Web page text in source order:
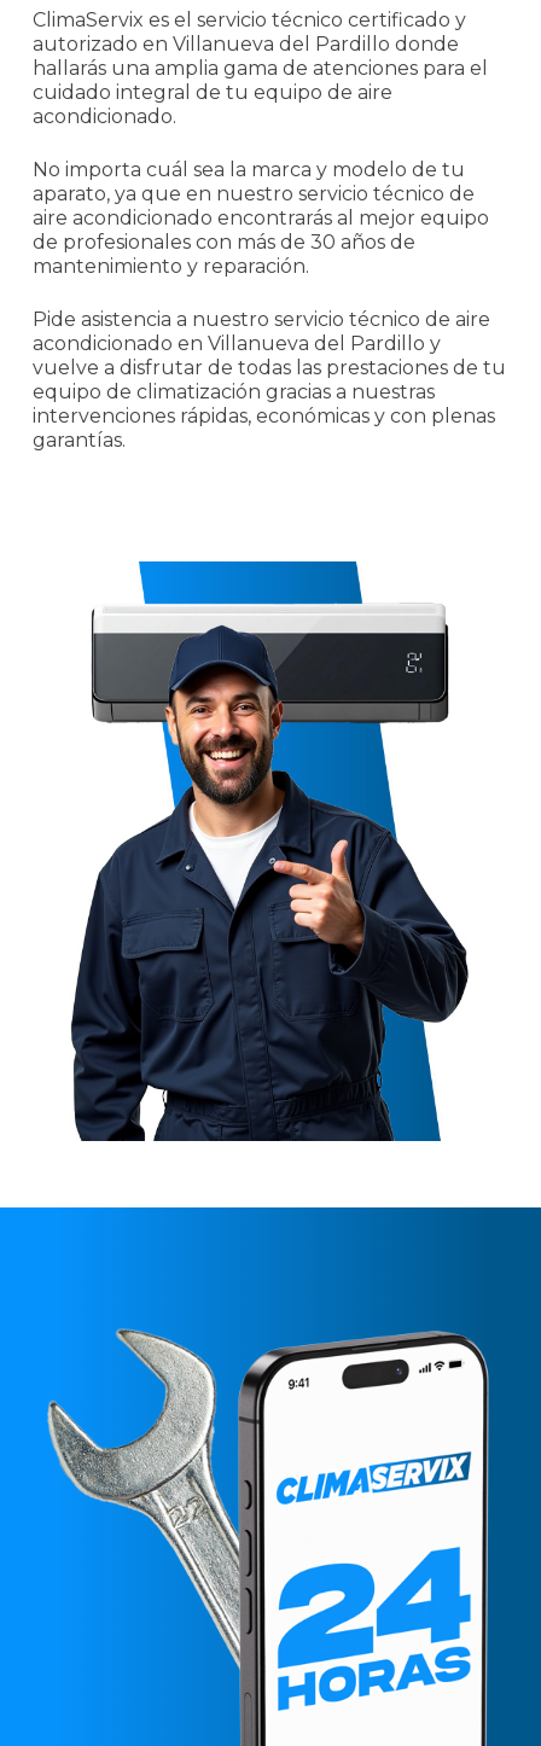
ClimaServix es el servicio técnico certificado y
autorizado en Villanueva del Pardillo donde
hallarás una amplia gama de atenciones para el
cuidado integral de tu equipo de aire
acondicionado.
No importa cuál sea la marca y modelo de tu
aparato, ya que en nuestro servicio técnico de
aire acondicionado encontrarás al mejor equipo
de profesionales con más de 30 años de
mantenimiento y reparación.
Pide asistencia a nuestro servicio técnico de aire
acondicionado en Villanueva del Pardillo y
vuelve a disfrutar de todas las prestaciones de tu
equipo de climatización gracias a nuestras
intervenciones rápidas, económicas y con plenas
garantías.